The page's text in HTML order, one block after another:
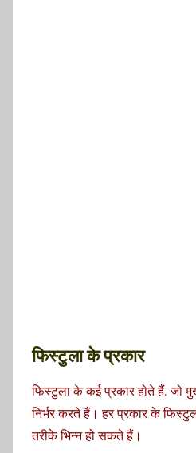
फिस्टुला के प्रकार
फिस्टुला के कई प्रकार होते हैं, जो
निर्भर करते हैं। हर प्रकार के
तरीके भिन्न हो सकते हैं।